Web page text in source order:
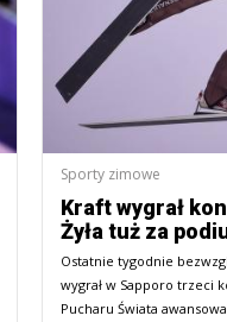
Sporty zimowe
Kraft wygrał
Żyła tuż za
Ostatnie tygodnie
wygrał w Sapporo trzeci
Pucharu Świata